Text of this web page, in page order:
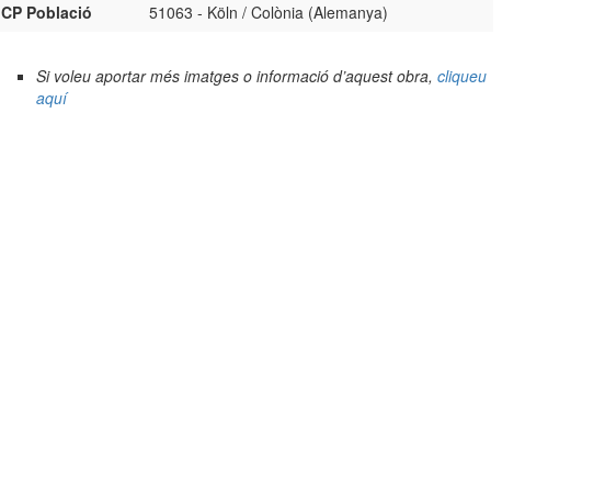
CP Població 51063 - Köln / Colònia (Alemanya)
Si voleu aportar més imatges o informació d’aquest obra, cliqueu
aquí